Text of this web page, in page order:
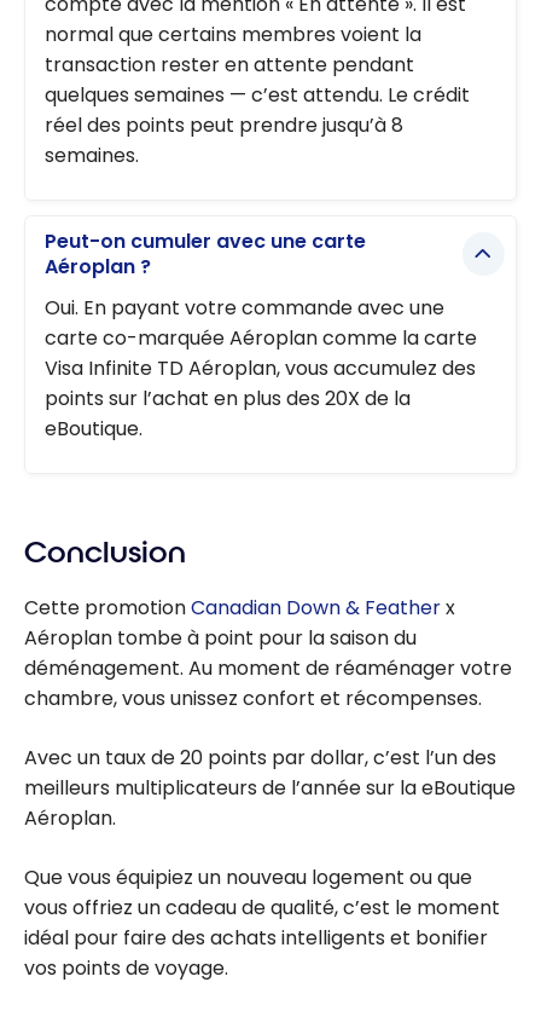
normal que certains membres voient la
transaction rester en attente pendant
quelques semaines — c’est attendu. Le crédit
réel des points peut prendre jusqu’à 8
semaines.
Peut-on cumuler avec une carte
Aéroplan ?
Oui. En payant votre commande avec une
carte co-marquée Aéroplan comme la carte
Visa Infinite TD Aéroplan, vous accumulez des
points sur l’achat en plus des 20X de la
eBoutique.
Conclusion
Cette promotionCanadian Down & Featherx
Aéroplan tombe à point pour la saison du
déménagement. Au moment de réaménager votre
chambre, vous unissez confort et récompenses.
Avec un taux de 20 points par dollar, c’est l’un des
meilleurs multiplicateurs de l’année sur la eBoutique
Aéroplan.
Que vous équipiez un nouveau logement ou que
vous offriez un cadeau de qualité, c’est le moment
idéal pour faire des achats intelligents et bonifier
vos points de voyage.